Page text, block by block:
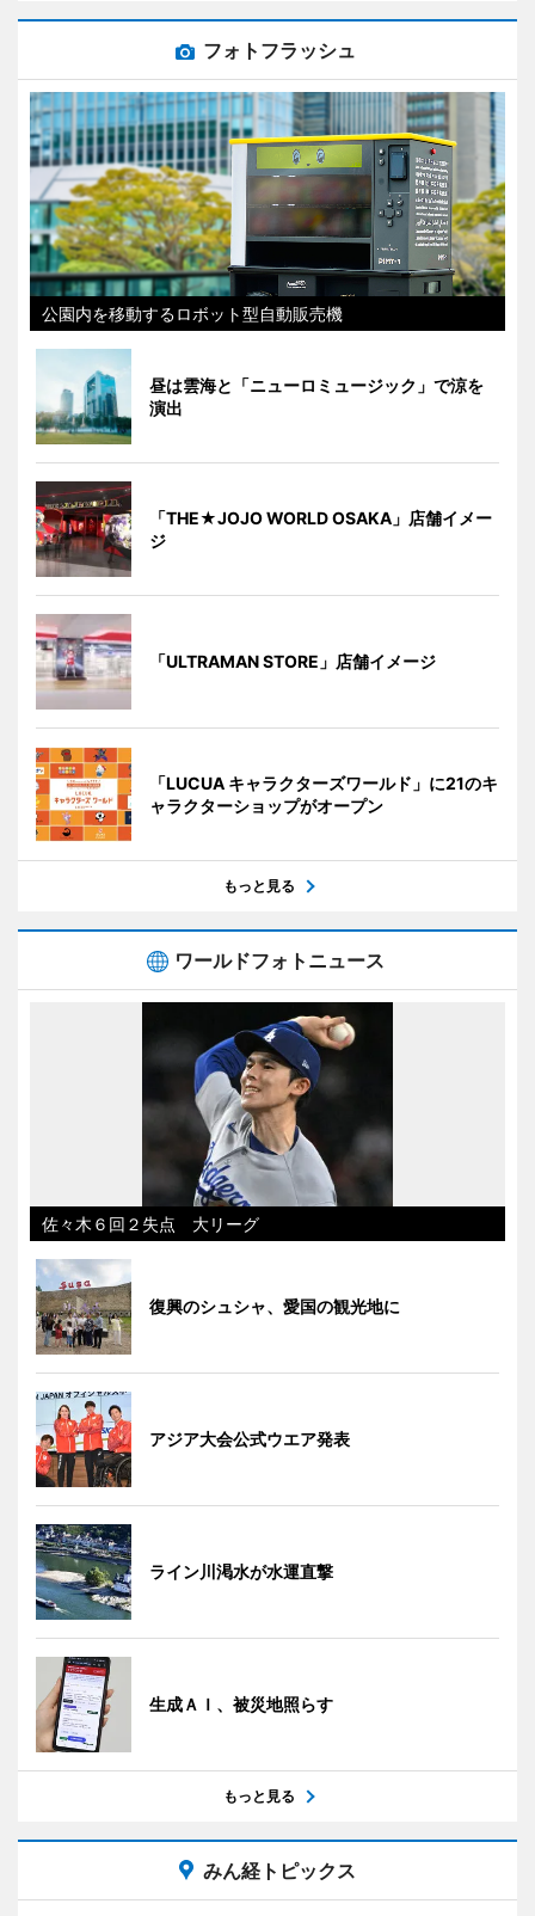
フォトフラッシュ
公園内を移動するロボット型自動販売機
昼は雲海と「ニューロミュージック」で涼を
演出
「THE★JOJO WORLD OSAKA」店舗イメー
ジ
「ULTRAMAN STORE」店舗イメージ
「LUCUA キャラクターズワールド」に21のキ
ャラクターショップがオープン
もっと見る
ワールドフォトニュース
佐々木６回２失点 大リーグ
復興のシュシャ、愛国の観光地に
アジア大会公式ウエア発表
ライン川渇水が水運直撃
生成ＡＩ、被災地照らす
もっと見る
みん経トピックス